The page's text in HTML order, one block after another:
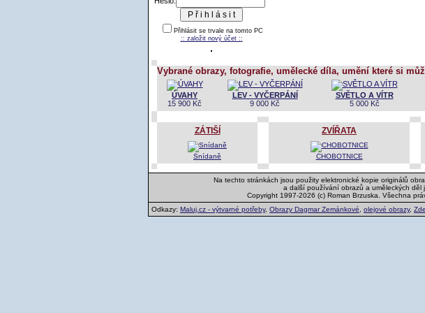
Přihlásit se trvale na tomto PC
:: založit nový účet ::
Vybrané obrazy, fotografie, umělecké díla, umění které si
ÚVAHY
15 900 Kč
LEV - VYČERPÁNÍ
9 000 Kč
SVĚTLO A VÍTR
5 000 Kč
ZÁTIŠÍ
Snídaně
ZVÍŘATA
CHOBOTNICE
Na techto stránkách jsou použity elektronické kopie originálů
a další používání obrazů a uměleckých děl
Copyright 1997-2026 (c) Roman Brzuska. Všechna
Odkazy: Maluj.cz - výtvarné potřeby, Obrazy Dagmar Zemánkové olejové obrazy,